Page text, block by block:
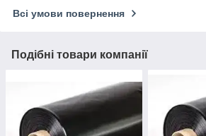
Всі умови повернення
Подібні товари компанії